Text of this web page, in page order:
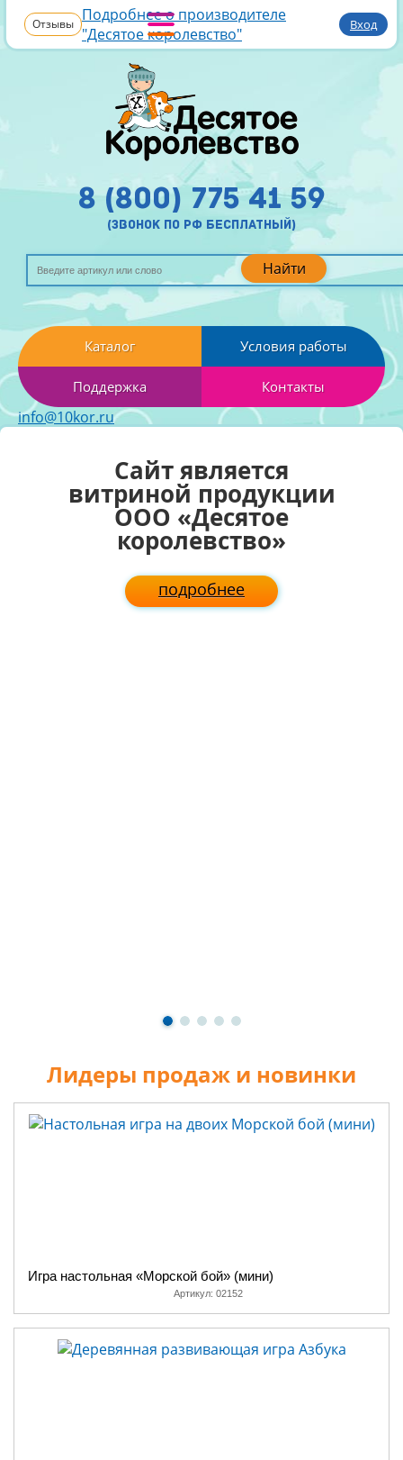
Отзывы Подробнее о производителе
"Десятое королевство"
Вход
Найти
8 (800) 775 41 59
(звонок по рф бесплатный)
Каталог Условия работы
Поддержка Контакты
info@10kor.ru
Cайт является
витриной продукции
ООО «Десятое
королевство»
подробнее
Лидеры продаж и новинки
Игра настольная «Морской бой» (мини)
Артикул: 02152